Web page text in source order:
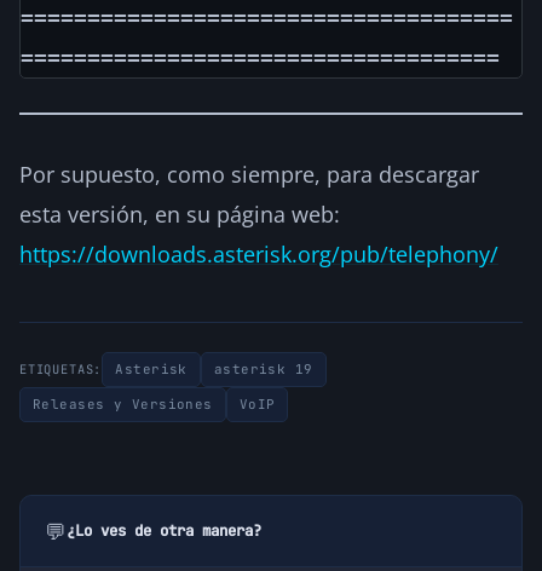
=====================================
Por supuesto, como siempre, para descargar
esta versión, en su página web:
https://downloads.asterisk.org/pub/telephony/
ETIQUETAS: Asterisk asterisk 19
Releases y Versiones VoIP
💬¿Lo ves de otra manera?